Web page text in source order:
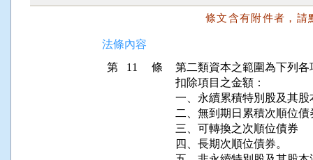
條文含有附件者，請
法條內容
第 11 條
第二類資本之範圍為下列
扣除項目之金額：
一、永續累積特別股及其股
二、無到期日累積次順位債
三、可轉換之次順位債券
四、長期次順位債券。